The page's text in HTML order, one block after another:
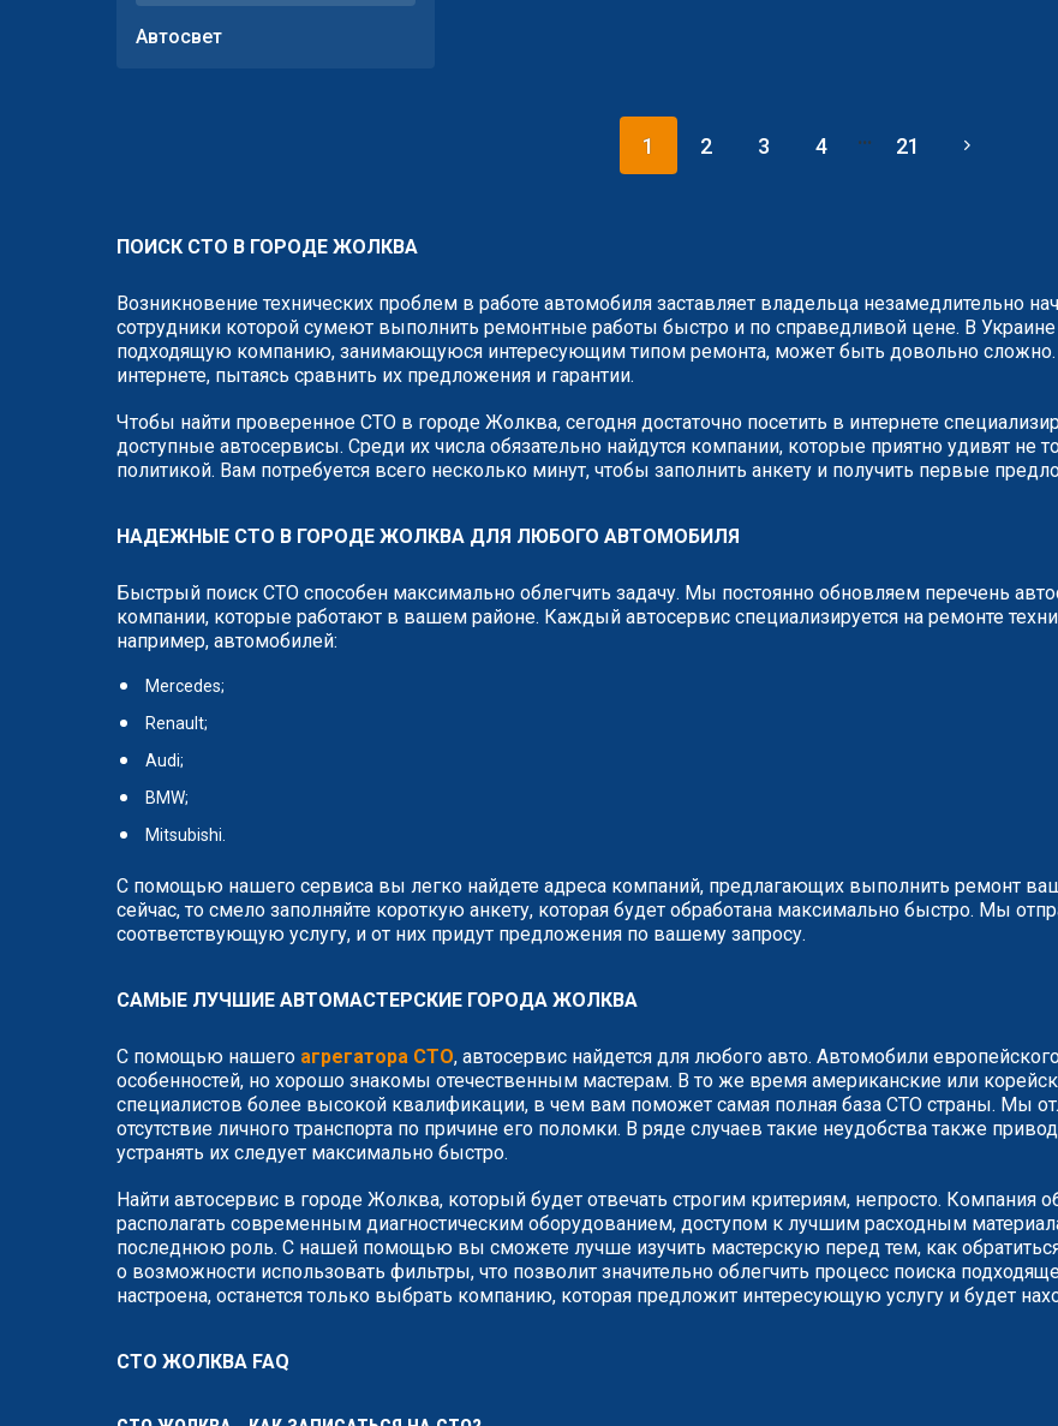
Автосвет
1 2 3 4 ... 21
ПОИСК СТО В ГОРОДЕ ЖОЛКВА
Возникновение технических проблем в работе автомобиля заставляет владельца незамедлительно
сотрудники которой сумеют выполнить ремонтные работы быстро и по справедливой цене. В Украине
подходящую компанию, занимающуюся интересующим типом ремонта, может быть довольно сложно.
интернете, пытаясь сравнить их предложения и гарантии.
Чтобы найти проверенное СТО в городе Жолква, сегодня достаточно посетить в интернете
доступные автосервисы. Среди их числа обязательно найдутся компании, которые приятно удивят не
политикой. Вам потребуется всего несколько минут, чтобы заполнить анкету и получить первые
НАДЕЖНЫЕ СТО В ГОРОДЕ ЖОЛКВА ДЛЯ ЛЮБОГО АВТОМОБИЛЯ
Быстрый поиск СТО способен максимально облегчить задачу. Мы постоянно обновляем перечень
компании, которые работают в вашем районе. Каждый автосервис специализируется на ремонте
например, автомобилей:
Mercedes;
Renault;
Audi;
BMW;
Mitsubishi.
С помощью нашего сервиса вы легко найдете адреса компаний, предлагающих выполнить ремонт
сейчас, то смело заполняйте короткую анкету, которая будет обработана максимально быстро. Мы
соответствующую услугу, и от них придут предложения по вашему запросу.
САМЫЕ ЛУЧШИЕ АВТОМАСТЕРСКИЕ ГОРОДА ЖОЛКВА
С помощью нашего агрегатора СТО, автосервис найдется для любого авто. Автомобили
особенностей, но хорошо знакомы отечественным мастерам. В то же время американские или
специалистов более высокой квалификации, в чем вам поможет самая полная база СТО страны. Мы
отсутствие личного транспорта по причине его поломки. В ряде случаев такие неудобства также
устранять их следует максимально быстро.
Найти автосервис в городе Жолква, который будет отвечать строгим критериям, непросто. Компания
располагать современным диагностическим оборудованием, доступом к лучшим расходным
последнюю роль. С нашей помощью вы сможете лучше изучить мастерскую перед тем, как
о возможности использовать фильтры, что позволит значительно облегчить процесс поиска
настроена, останется только выбрать компанию, которая предложит интересующую услугу и будет
СТО ЖОЛКВА FAQ